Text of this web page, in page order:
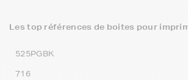
Les top références de boites pour
525PGBK
716